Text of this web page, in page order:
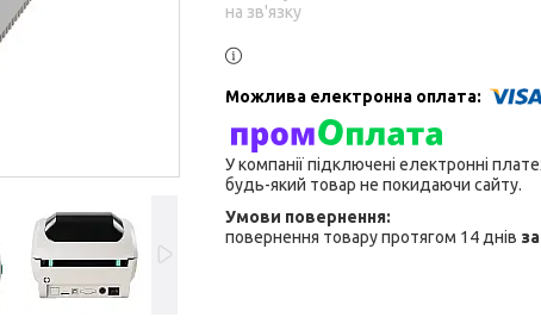
на зв'язку
У компанії підключені електронні
будь-який товар не покидаючи сайту.
повернення товару протягом 14 днів